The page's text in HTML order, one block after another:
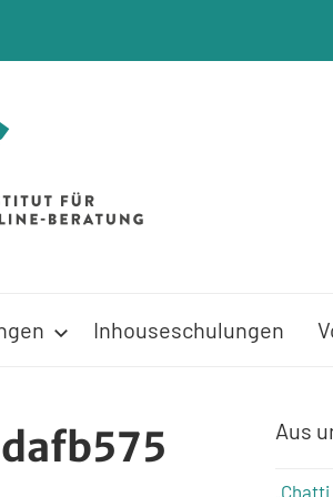
Inhouseschulungen
Aus